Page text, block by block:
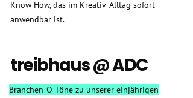
Know How, das im Kreativ-Alltag sofort
anwendbar ist.
treibhaus @ ADC
Branchen-O-Töne zu unserer einjährigen